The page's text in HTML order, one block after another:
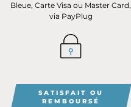
Bleue, Carte Visa ou Master Card,
via PayPlug
SATISFAIT OU
REMBOURSÉ